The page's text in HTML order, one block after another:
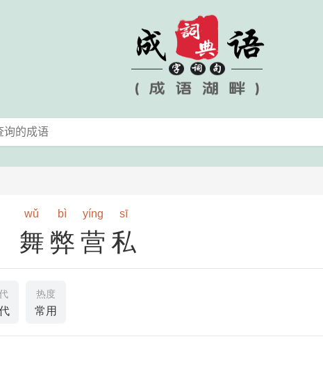
wǔ bì yíng sī
舞弊营私
热度
常用